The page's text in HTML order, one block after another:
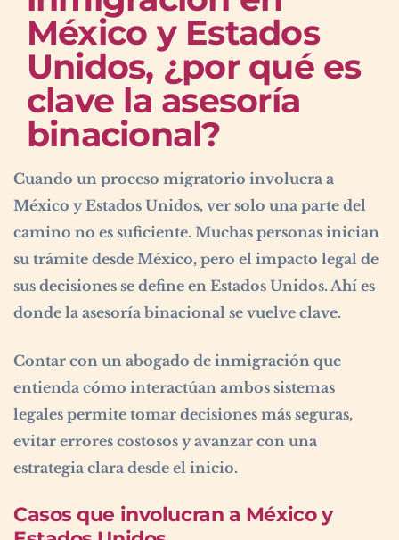
México y Estados
Unidos, ¿por qué es
clave la asesoría
binacional?
Cuando un proceso migratorio involucra a
México y Estados Unidos, ver solo una parte del
camino no es suficiente. Muchas personas inician
su trámite desde México, pero el impacto legal de
sus decisiones se define en Estados Unidos. Ahí es
donde la asesoría binacional se vuelve clave.
Contar con un abogado de inmigración que
entienda cómo interactúan ambos sistemas
legales permite tomar decisiones más seguras,
evitar errores costosos y avanzar con una
estrategia clara desde el inicio.
Casos que involucran a México y